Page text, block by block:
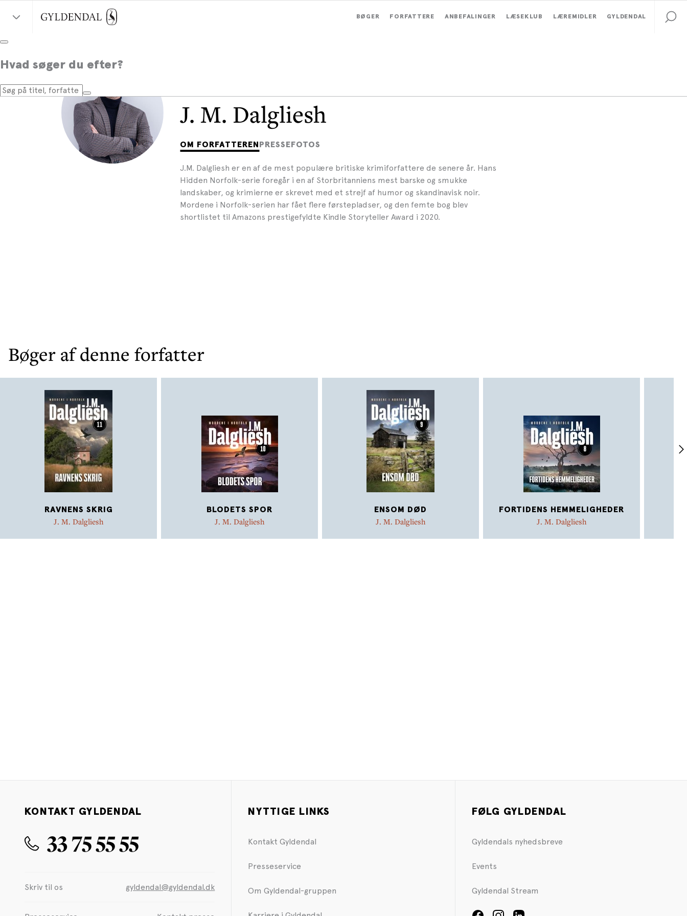
BØGER FORFATTERE ANBEFALINGER LÆSEKLUB LÆREMIDLER GYLDENDAL
Hvad søger du efter?
J. M. Dalgliesh
OM FORFATTEREN PRESSEFOTOS
J.M. Dalgliesh er en af de mest populære britiske krimiforfattere de senere år. Hans
Hidden Norfolk-serie foregår i en af Storbritanniens mest barske og smukke
landskaber, og krimierne er skrevet med et strejf af humor og skandinavisk noir.
Mordene i Norfolk-serien har fået flere førstepladser, og den femte bog blev
shortlistet til Amazons prestigefyldte Kindle Storyteller Award i 2020.
Bøger af denne forfatter
RAVNENS SKRIG
J. M. Dalgliesh
BLODETS SPOR
J. M. Dalgliesh
ENSOM DØD
J. M. Dalgliesh
FORTIDENS HEMMELIGHEDER
J. M. Dalgliesh
KONTAKT GYLDENDAL
33 75 55 55
Skriv til os gyldendal@gyldendal.dk
NYTTIGE LINKS
Kontakt Gyldendal
Presseservice
Om Gyldendal-gruppen
FØLG GYLDENDAL
Gyldendals nyhedsbreve
Events
Gyldendal Stream